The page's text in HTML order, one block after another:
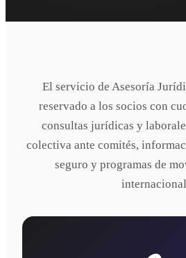
El servicio de Asesoría
reservado a los socios con
consultas jurídicas y
colectiva ante comités,
seguro y programas de